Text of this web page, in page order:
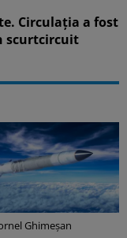
Circulația a fost
scurtcircuit
Ghimeșan